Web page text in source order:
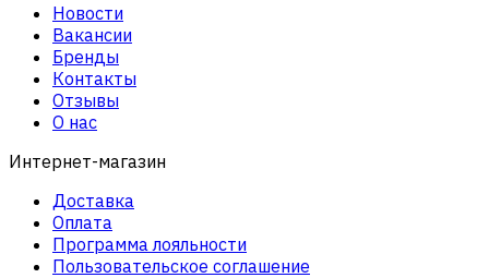
Новости
Вакансии
Бренды
Контакты
Отзывы
О нас
Интернет-магазин
Доставка
Оплата
Программа лояльности
Пользовательское соглашение